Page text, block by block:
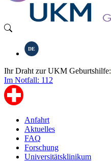
DE
Ihr Draht zur UKM Geburtshilfe:
Im Notfall: 112
Anfahrt
Aktuelles
FAQ
Forschung
Universitätsklinikum